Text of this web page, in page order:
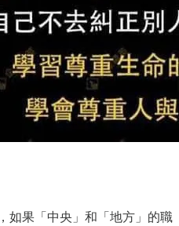
如果「中央」和「地方」的職